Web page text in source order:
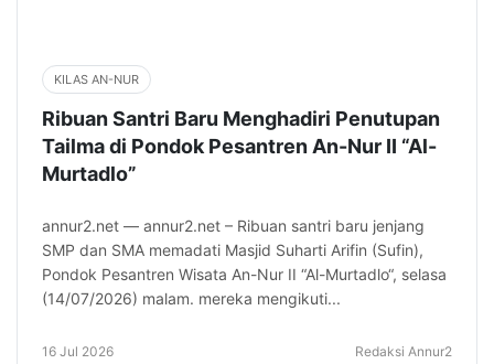
KILAS AN-NUR
Ribuan Santri Baru Menghadiri Penutupan
Tailma di Pondok Pesantren An-Nur II “Al-
Murtadlo”
annur2.net — annur2.net – Ribuan santri baru jenjang
SMP dan SMA memadati Masjid Suharti Arifin (Sufin),
Pondok Pesantren Wisata An-Nur II “Al-Murtadlo“, selasa
(14/07/2026) malam. mereka mengikuti...
16 Jul 2026 Redaksi Annur2